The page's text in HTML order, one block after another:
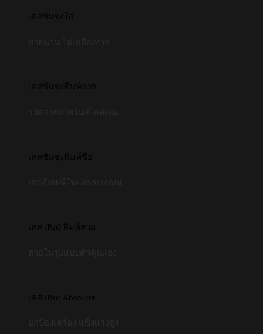
เคสซัมซุงใส
เคสซัมซุงพิมพ์ลาย
เคสซัมซุงพิมพ์ชื่อ
เคส iPad พิมพ์ลาย
เคส iPad Absolute